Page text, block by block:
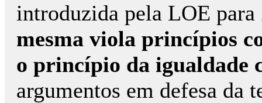
introduzida pela LOE
mesma viola princípios
o princípio da igualdade
argumentos em defesa da